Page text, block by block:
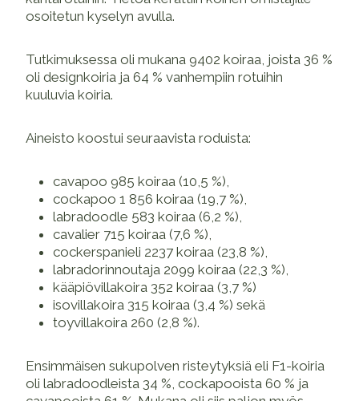
osoitetun kyselyn avulla.
Tutkimuksessa oli mukana 9402 koiraa, joista 36 %
oli designkoiria ja 64 % vanhempiin rotuihin
kuuluvia koiria.
Aineisto koostui seuraavista roduista:
cavapoo 985 koiraa (10,5 %),
cockapoo 1 856 koiraa (19,7 %),
labradoodle 583 koiraa (6,2 %),
cavalier 715 koiraa (7,6 %),
cockerspanieli 2237 koiraa (23,8 %),
labradorinnoutaja 2099 koiraa (22,3 %),
kääpiövillakoira 352 koiraa (3,7 %)
isovillakoira 315 koiraa (3,4 %) sekä
toyvillakoira 260 (2,8 %).
Ensimmäisen sukupolven risteytyksiä eli F1-koiria
oli labradoodleista 34 %, cockapooista 60 % ja